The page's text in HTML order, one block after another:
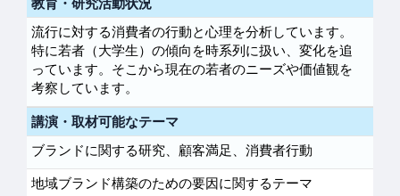
教育・研究活動状況
流行に対する消費者の行動と心理を分析しています。
特に若者（大学生）の傾向を時系列に扱い、変化を追
っています。そこから現在の若者のニーズや価値観を
考察しています。
講演・取材可能なテーマ
ブランドに関する研究、顧客満足、消費者行動
地域ブランド構築のための要因に関するテーマ